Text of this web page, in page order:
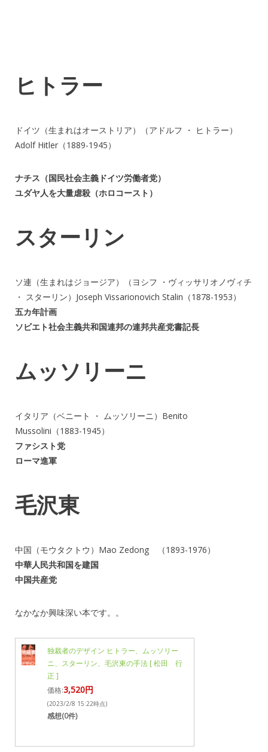
ヒトラー
ドイツ（生まれはオーストリア）（アドルフ ・ ヒトラー）
Adolf Hitler（1889-1945）
ナチス（国民社会主義ドイツ労働者党）
ユダヤ人を大量虐殺（ホロコースト）
スターリン
ソ連（生まれはジョージア）（ヨシフ ・ヴィッサリオノヴィチ
・ スターリン）Joseph Vissarionovich Stalin（1878-1953）
五カ年計画
ソビエト社会主義共和国連邦の連邦共産党書記長
ムッソリーニ
イタリア（ベニート ・ ムッソリーニ）Benito
Mussolini（1883-1945）
ファシスト党
ローマ進軍
毛沢東
中国（モウタクトウ）Mao Zedong （1893-1976）
中華人民共和国を建国
中国共産党
なかなか興味深い本です。。
独裁者のデザイン ヒトラー、ムッソリー
ニ、スターリン、毛沢東の手法 [ 松田 行
正 ]
価格:3,520円
(2023/2/8 15:22時点)
感想(0件)